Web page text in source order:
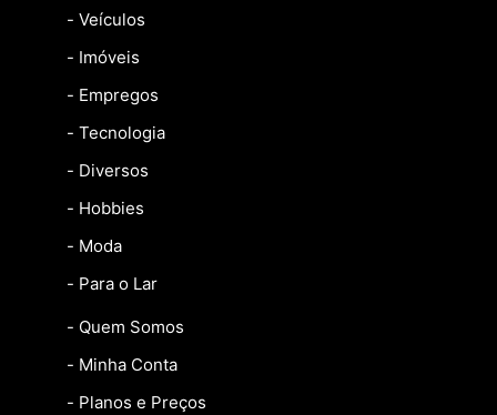
- Veículos
- Imóveis
- Empregos
- Tecnologia
- Diversos
- Hobbies
- Moda
- Para o Lar
- Quem Somos
- Minha Conta
- Planos e Preços